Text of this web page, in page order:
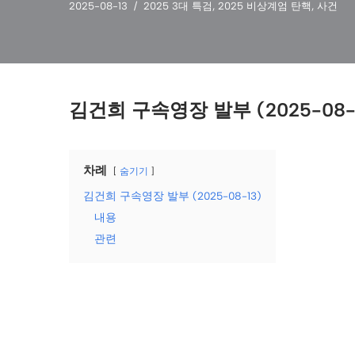
2025-08-13 2025 3대 특검 , 2025 비상계엄 탄핵 , 사건
김건희 구속영장 발부 (2025-
차례 숨기기
김건희 구속영장 발부 (2025-08-13)
내용
관련